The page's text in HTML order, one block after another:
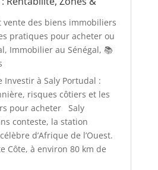
vente des biens immobiliers
pratiques pour acheter ou
, Immobilier au Sénégal, 📚
Investir à Saly Portudal :
risques côtiers et les
pour acheter Saly
conteste, la station
d’Afrique de l’Ouest.
Côte, à environ 80 km de